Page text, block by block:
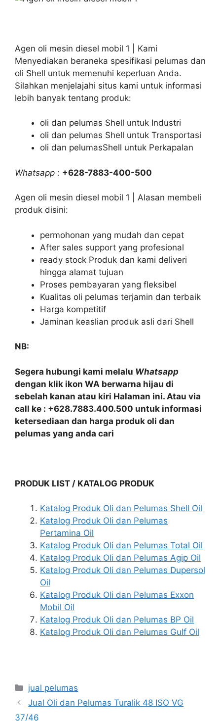
Agen oli mesin diesel mobil 1 | Kami
Menyediakan beraneka spesifikasi pelumas dan
oli Shell untuk memenuhi keperluan Anda.
Silahkan menjelajahi situs kami untuk informasi
lebih banyak tentang produk:
oli dan pelumas Shell untuk Industri
oli dan pelumas Shell untuk Transportasi
oli dan pelumasShell untuk Perkapalan
Whatsapp : +628-7883-400-500
Agen oli mesin diesel mobil 1 | Alasan membeli
produk disini:
permohonan yang mudah dan cepat
After sales support yang profesional
ready stock Produk dan kami deliveri
hingga alamat tujuan
Proses pembayaran yang fleksibel
Kualitas oli pelumas terjamin dan terbaik
Harga kompetitif
Jaminan keaslian produk asli dari Shell
NB:
Segera hubungi kami melalu Whatsapp
dengan klik ikon WA berwarna hijau di
sebelah kanan atau kiri Halaman ini. Atau via
call ke : +628.7883.400.500 untuk informasi
ketersediaan dan harga produk oli dan
pelumas yang anda cari
PRODUK LIST / KATALOG PRODUK
Katalog Produk Oli dan Pelumas Shell Oil
Katalog Produk Oli dan Pelumas
Pertamina Oil
Katalog Produk Oli dan Pelumas Total Oil
Katalog Produk Oli dan Pelumas Agip Oil
Katalog Produk Oli dan Pelumas Dupersol
Oil
Katalog Produk Oli dan Pelumas Exxon
Mobil Oil
Katalog Produk Oli dan Pelumas BP Oil
Katalog Produk Oli dan Pelumas Gulf Oil
jual pelumas
Jual Oli dan Pelumas Turalik 48 ISO VG
37/46